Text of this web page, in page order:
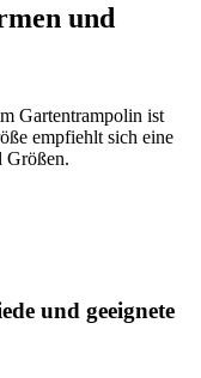
und
Gartentrampolin ist
empfiehlt sich eine
Größen.
und geeignete